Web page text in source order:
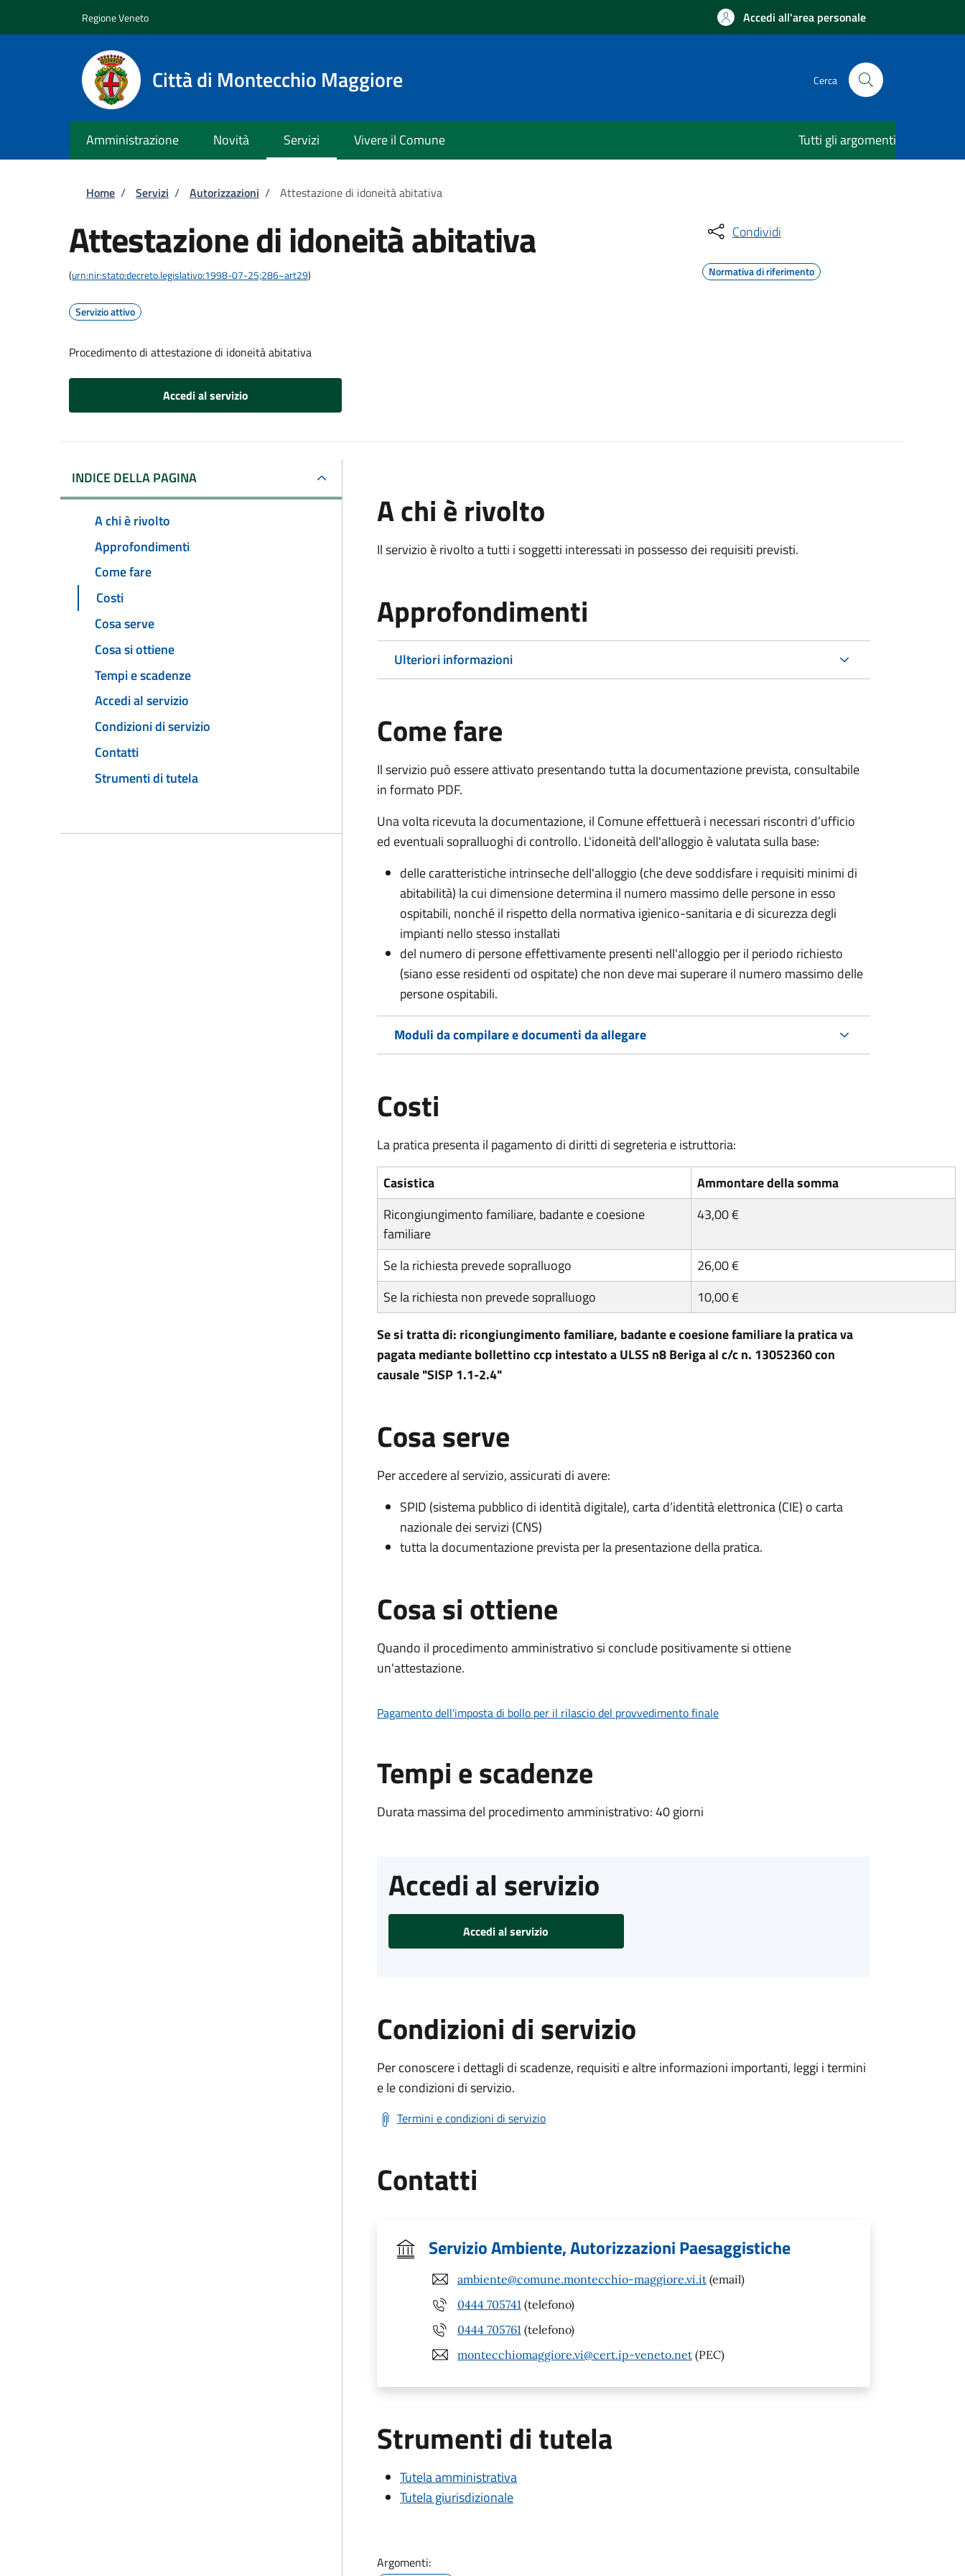
Regione Veneto Accedi all'area personale
Città di Montecchio Maggiore Cerca
Amministrazione Novità Servizi Vivere il Comune Tutti gli argomenti
Briciole di pane
Home / Servizi / Autorizzazioni / Attestazione di idoneità abitativa
Attestazione di idoneità abitativa
(urn:nir:stato:decreto.legislativo:1998-07-25;286~art29)
Servizio attivo
Procedimento di attestazione di idoneità abitativa
Accedi al servizio
Condividi
Normativa di riferimento
INDICE DELLA PAGINA
A chi è rivolto
Approfondimenti
Come fare
Costi
Cosa serve
Cosa si ottiene
Tempi e scadenze
Accedi al servizio
Condizioni di servizio
Contatti
Strumenti di tutela
A chi è rivolto
Il servizio è rivolto a tutti i soggetti interessati in possesso dei requisiti previsti.
Approfondimenti
Ulteriori informazioni
Come fare
Il servizio può essere attivato presentando tutta la documentazione prevista, consultabile
in formato PDF.
Una volta ricevuta la documentazione, il Comune effettuerà i necessari riscontri d’ufficio
ed eventuali sopralluoghi di controllo. L'idoneità dell'alloggio è valutata sulla base:
delle caratteristiche intrinseche dell'alloggio (che deve soddisfare i requisiti minimi di
abitabilità) la cui dimensione determina il numero massimo delle persone in esso
ospitabili, nonché il rispetto della normativa igienico-sanitaria e di sicurezza degli
impianti nello stesso installati
del numero di persone effettivamente presenti nell'alloggio per il periodo richiesto
(siano esse residenti od ospitate) che non deve mai superare il numero massimo delle
persone ospitabili.
Moduli da compilare e documenti da allegare
Costi
La pratica presenta il pagamento di diritti di segreteria e istruttoria:
Casistica
Ammontare della somma
Ricongiungimento familiare, badante e coesione
familiare
43,00 €
Se la richiesta prevede sopralluogo
26,00 €
Se la richiesta non prevede sopralluogo
10,00 €
Se si tratta di: ricongiungimento familiare, badante e coesione familiare la pratica va
pagata mediante bollettino ccp intestato a ULSS n8 Beriga al c/c n. 13052360 con
causale "SISP 1.1-2.4"
Cosa serve
Per accedere al servizio, assicurati di avere:
SPID (sistema pubblico di identità digitale), carta d’identità elettronica (CIE) o carta
nazionale dei servizi (CNS)
tutta la documentazione prevista per la presentazione della pratica.
Cosa si ottiene
Quando il procedimento amministrativo si conclude positivamente si ottiene
un'attestazione.
Pagamento dell'imposta di bollo per il rilascio del provvedimento finale
Tempi e scadenze
Durata massima del procedimento amministrativo: 40 giorni
Accedi al servizio
Accedi al servizio
Condizioni di servizio
Per conoscere i dettagli di scadenze, requisiti e altre informazioni importanti, leggi i termini
e le condizioni di servizio.
Termini e condizioni di servizio
Contatti
Servizio Ambiente, Autorizzazioni Paesaggistiche
ambiente@comune.montecchio-maggiore.vi.it (email)
0444 705741 (telefono)
0444 705761 (telefono)
montecchiomaggiore.vi@cert.ip-veneto.net (PEC)
Strumenti di tutela
Tutela amministrativa
Tutela giurisdizionale
Argomenti: